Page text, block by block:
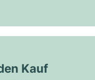
Kauf